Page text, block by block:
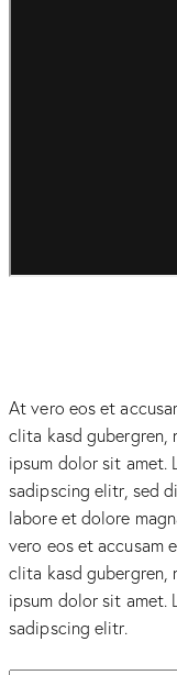
At vero eos et
clita kasd gubergren,
ipsum dolor sit amet.
sadipscing elitr, sed
labore et dolore
vero eos et accusam
clita kasd gubergren,
ipsum dolor sit amet.
sadipscing elitr.